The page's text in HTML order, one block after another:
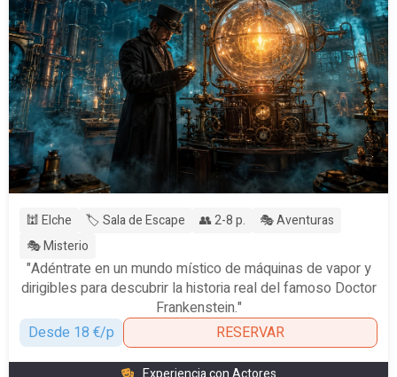
🕍 Elche 🏷️ Sala de Escape 👥 2-8 p.
🎭 Aventuras
🎭 Misterio
"Adéntrate en un mundo místico de máquinas de vapor y
dirigibles para descubrir la historia real del famoso Doctor
Frankenstein."
Desde 18 €/p
RESERVAR